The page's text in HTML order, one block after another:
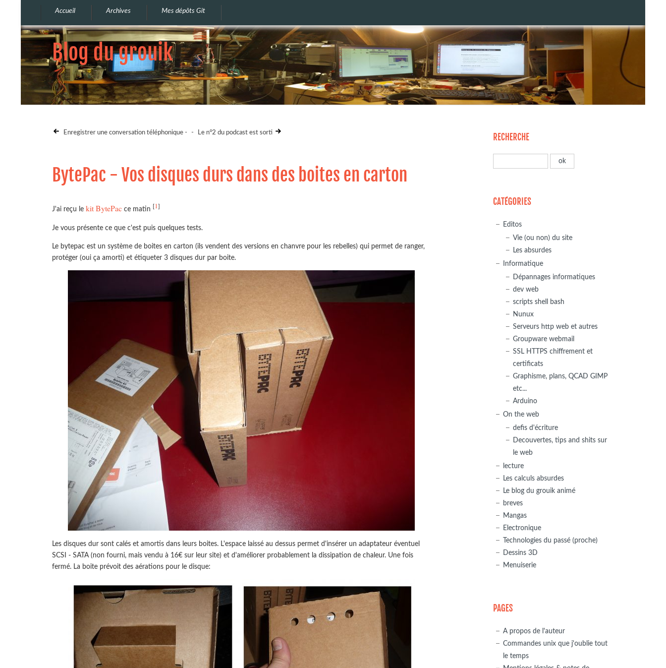
Accueil Archives Mes dépôts Git
Blog du grouik
Enregistrer une conversation téléphonique - - Le n°2 du podcast est sorti
BytePac - Vos disques durs dans des boites en carton
J'ai reçu le kit BytePac ce matin [1]
Je vous présente ce que c'est puis quelques tests.
Le bytepac est un système de boites en carton (ils vendent des versions en chanvre pour les rebelles) qui permet de ranger,
protéger (oui ça amorti) et étiqueter 3 disques dur par boite.
Les disques dur sont calés et amortis dans leurs boites. L'espace laissé au dessus permet d'insérer un adaptateur éventuel
SCSI - SATA (non fourni, mais vendu à 16€ sur leur site) et d'améliorer probablement la dissipation de chaleur. Une fois
fermé. La boite prévoit des aérations pour le disque:
RECHERCHE
CATÉGORIES
Editos
Vie (ou non) du site
Les absurdes
Informatique
Dépannages informatiques
dev web
scripts shell bash
Nunux
Serveurs http web et autres
Groupware webmail
SSL HTTPS chiffrement et
certificats
Graphisme, plans, QCAD GIMP
etc...
Arduino
On the web
defis d'écriture
Decouvertes, tips and shits sur
le web
lecture
Les calculs absurdes
Le blog du grouik animé
breves
Mangas
Electronique
Technologies du passé (proche)
Dessins 3D
Menuiserie
PAGES
A propos de l'auteur
Commandes unix que j'oublie tout
le temps